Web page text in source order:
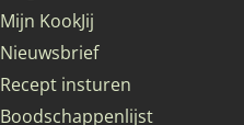
Mijn KookJij
Nieuwsbrief
Recept insturen
Boodschappenlijst